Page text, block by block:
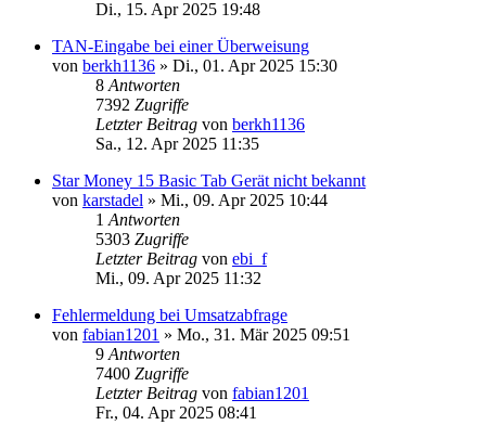
Di., 15. Apr 2025 19:48
TAN-Eingabe bei einer Überweisung
von berkh1136 » Di., 01. Apr 2025 15:30
8 Antworten
7392 Zugriffe
Letzter Beitrag von berkh1136
Sa., 12. Apr 2025 11:35
Star Money 15 Basic Tab Gerät nicht bekannt
von karstadel » Mi., 09. Apr 2025 10:44
1 Antworten
5303 Zugriffe
Letzter Beitrag von ebi_f
Mi., 09. Apr 2025 11:32
Fehlermeldung bei Umsatzabfrage
von fabian1201 » Mo., 31. Mär 2025 09:51
9 Antworten
7400 Zugriffe
Letzter Beitrag von fabian1201
Fr., 04. Apr 2025 08:41